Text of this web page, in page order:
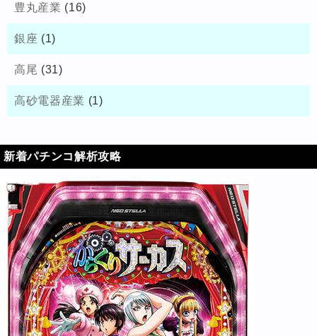
豊丸産業 (16)
銀座 (1)
高尾 (31)
高砂電器産業 (1)
新着パチンコ解析攻略